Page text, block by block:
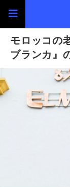
モロッコの
ブランカ』